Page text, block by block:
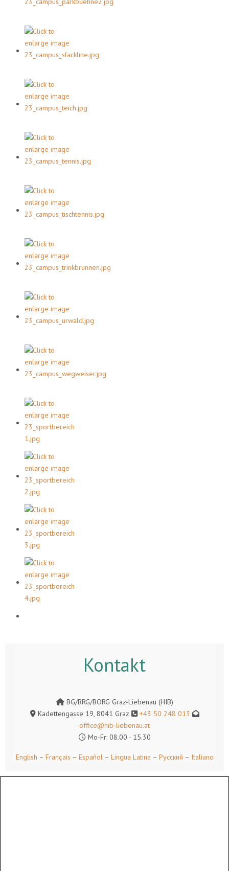
Kontakt
BG/BRG/BORG Graz-Liebenau (HIB)
Kadettengasse 19, 8041 Graz
+43 50 248 013
office@hib-liebenau.at
Mo-Fr: 08.00 - 15.30
English – Français – Español– Lingua Latina – Русский – Italiano